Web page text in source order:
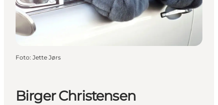
CopenPay
Copenhagen Card
Birger Christensen
Foto: Jette Jørs